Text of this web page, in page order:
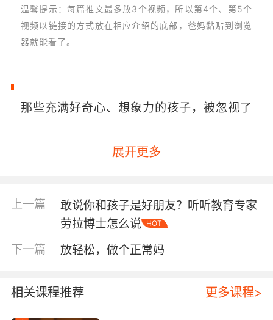
温馨提示 ：每篇推文最多放3个视频，所以第4个、第5个
视频以链接的方式放在相应介绍的底部，爸妈黏贴到浏览
器就能看了。
那些充满好奇心、想象力的孩子，被忽视了
演讲者叫肯·罗宾森（Ken Robinson），是TED排名
展开更多
上一篇
敢说你和孩子是好朋友？听听教育专家
劳拉博士怎么说
HOT
下一篇 放轻松，做个正常妈
相关课程推荐 更多课程>